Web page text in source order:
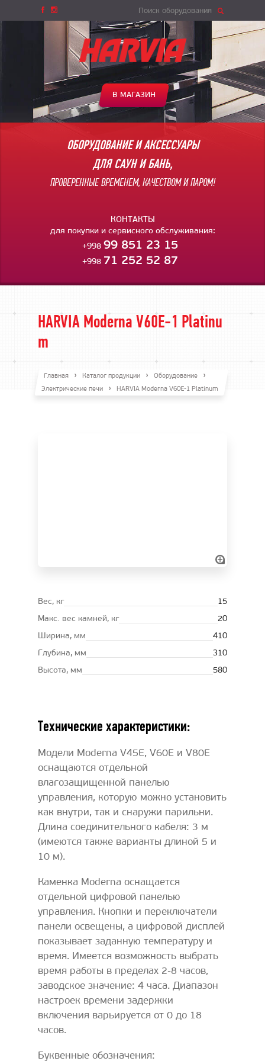
Поиск оборудования
В МАГАЗИН
ОБОРУДОВАНИЕ И АКСЕССУАРЫ
ДЛЯ САУН И БАНЬ,
ПРОВЕРЕННЫЕ ВРЕМЕНЕМ, КАЧЕСТВОМ И ПАРОМ!
КОНТАКТЫ
для покупки и сервисного обслуживания:
+998 99 851 23 15
+998 71 252 52 87
HARVIA Moderna V60E-1 Platinu
m
Главная Каталог продукции
Оборудование
Электрические печи
HARVIA Moderna V60E-1 Platinum
Вес, кг
15
Макс. вес камней, кг
20
Ширина, мм
410
Глубина, мм
310
Высота, мм
580
Технические характеристики:
Модели Moderna V45E, V60E и V80E
оснащаются отдельной
влагозащищенной панелью
управления, которую можно установить
как внутри, так и снаружи парильни.
Длина соединительного кабеля: 3 м
(имеются также варианты длиной 5 и
10 м).
Каменка Moderna оснащается
отдельной цифровой панелью
управления. Кнопки и переключатели
панели освещены, а цифровой дисплей
показывает заданную температуру и
время. Имеется возможность выбрать
время работы в пределах 2-8 часов,
заводское значение: 4 часа. Диапазон
настроек времени задержки
включения варьируется от 0 до 18
часов.
Буквенные обозначения: